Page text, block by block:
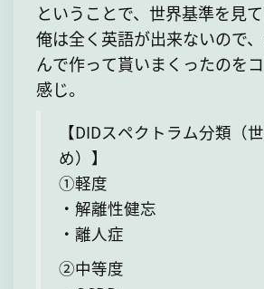
ということで、世界基準を見て
俺は全く英語が出来ないので
んで作って貰いまくったのを
感じ。
【DIDスペクトラム分類（
め）】
①軽度
・解離性健忘
・離人症
②中等度